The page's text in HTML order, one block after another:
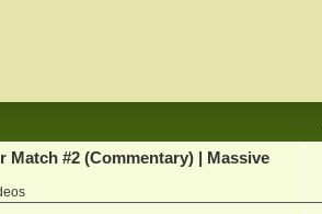
Match #2 (Commentary) | Massive